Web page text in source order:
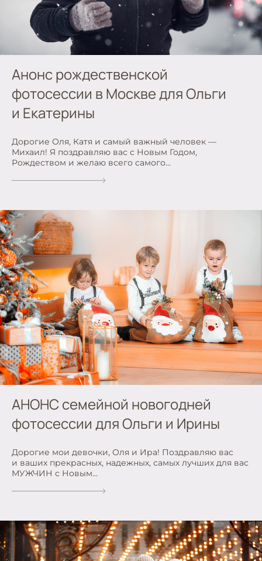
Анонс рождественской
фотосессии в Москве для Ольги
и Екатерины
Дорогие Оля, Катя и самый важный человек —
Михаил! Я поздравляю вас с Новым Годом,
Рождеством и желаю всего самого...
АНОНС семейной новогодней
фотосессии для Ольги и Ирины
Дорогие мои девочки, Оля и Ира! Поздравляю вас
и ваших прекрасных, надежных, самых лучших для вас
МУЖЧИН с Новым...